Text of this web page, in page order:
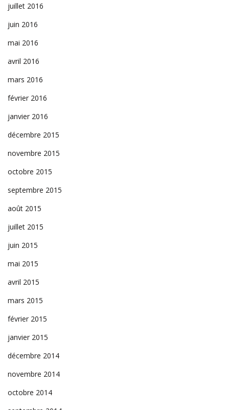
juillet 2016
juin 2016
mai 2016
avril 2016
mars 2016
février 2016
janvier 2016
décembre 2015
novembre 2015
octobre 2015
septembre 2015
août 2015
juillet 2015
juin 2015
mai 2015
avril 2015
mars 2015
février 2015
janvier 2015
décembre 2014
novembre 2014
octobre 2014